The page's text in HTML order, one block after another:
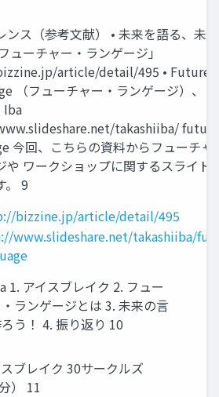
ンス（参考文献） • 未来を語る、未
ューチャー・ランゲージ」
article/detail/495 • Future
（フューチャー・ランゲージ）、
Iba
takashiiba/
今回、こちらの資料からフューチャ
や ワークショップに関するスライド
。 9
bizzine.jp/article/detail/495
www.slideshare.net/takashiiba/
1. アイスブレイク 2. フュー
ランゲージとは 3. 未来の言
う！ 4. 振り返り 10
ブレイク 30サークルズ
） 11